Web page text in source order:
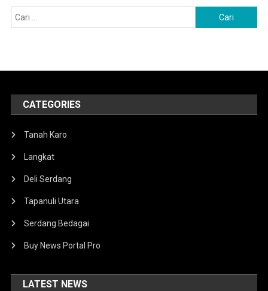
untuk:
CATEGORIES
Tanah Karo
Langkat
Deli Serdang
Tapanuli Utara
Serdang Bedagai
Buy News Portal Pro
LATEST NEWS